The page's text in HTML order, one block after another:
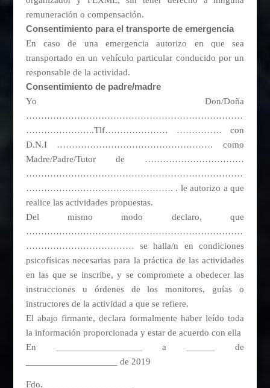
remuneración o compensación.
Consentimiento para el transporte de emergencia
En caso de una emergencia autorizo en que sea
transportado en un vehículo particular conducido por un
responsable de la actividad.
Consentimiento de padre/madre
Yo Don/Doña
………………………………………………………………
…………………..Tlf………………… …………… con
D.N.I ……………………………………………. como
Madre/Padre/Tutor de ……………………………
………………………………………………………………
…………………………………………. . le autorizo a que
realice las actividades propuestas.
Del mismo modo declaro, que
………………………………………………………………
……………………………… se halla/n en condiciones
psicofísicas necesarias para la práctica de las actividades
en las que se inscribe, y se compromete a obedecer las
instrucciones u órdenes de los monitores, guías o
instructores de la actividad a que se refiere.
El abajo firmante, declara formalmente haber leído toda
la información proporcionada y estar de acuerdo con ella
En __________________ a ______ de
___________________ de 2019
Fdo.___________________